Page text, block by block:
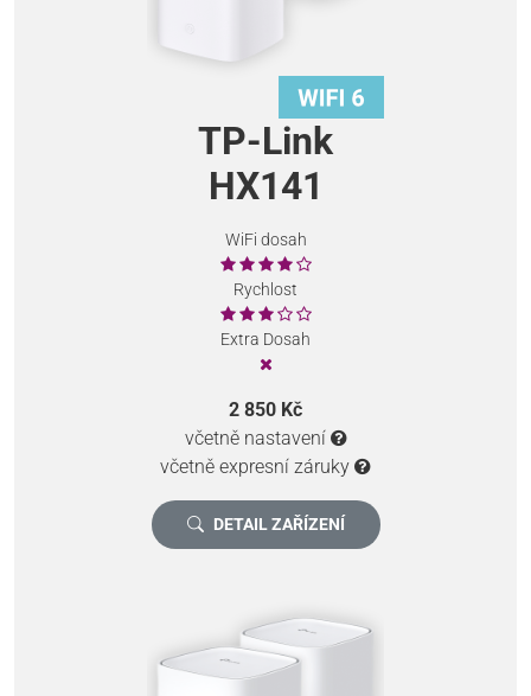
TP-Link
HX141
WiFi dosah
Rychlost
Extra Dosah
2 850 Kč
včetně nastavení
včetně expresní záruky
DETAIL ZAŘÍZENÍ